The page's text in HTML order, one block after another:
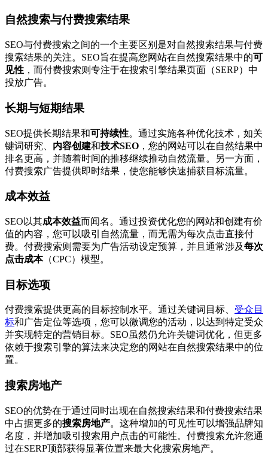
自然搜索与付费搜索结果
SEO与付费搜索之间的一个主要区别是对自然搜索结果与付费
搜索结果的关注。SEO旨在提高您网站在自然搜索结果中的可
见性 ，而付费搜索则专注于在搜索引擎结果页面（SERP）中
投放广告。
长期与短期结果
SEO提供长期结果和可持续性。通过实施各种优化技术，如关
键词研究、 内容创建和技术SEO ，您的网站可以在自然结果中
排名更高，并随着时间的推移继续推动自然流量。另一方面，
付费搜索广告提供即时结果，使您能够快速捕获目标流量。
成本效益
SEO以其成本效益而闻名。通过投资优化您的网站和创建有价
值的内容，您可以吸引自然流量，而无需为每次点击直接付
费。付费搜索则需要为广告活动设定预算，并且通常涉及每次
点击成本（CPC）模型。
目标选项
付费搜索提供更高的目标控制水平。通过关键词目标、 受众目
标和广告定位等选项，您可以微调您的活动，以达到特定受众
并实现特定的营销目标。SEO虽然仍允许关键词优化，但更多
依赖于搜索引擎的算法来决定您的网站在自然搜索结果中的位
置。
搜索房地产
SEO的优势在于通过同时出现在自然搜索结果和付费搜索结果
中占据更多的搜索房地产。这种增加的可见性可以增强品牌知
名度，并增加吸引搜索用户点击的可能性。付费搜索允许您通
过在SERP顶部获得显著位置来最大化搜索房地产。